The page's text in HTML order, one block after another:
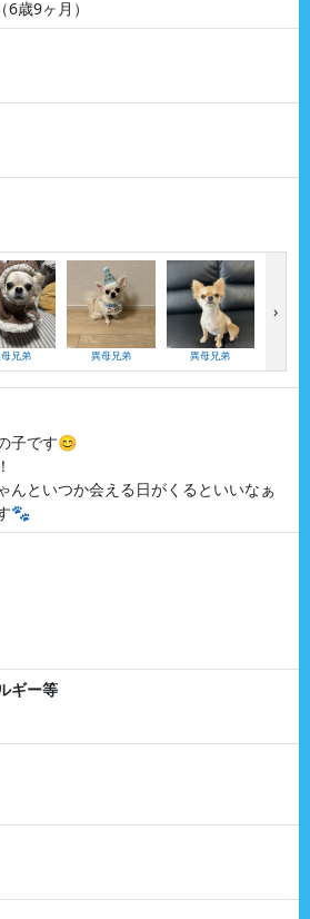
歳9ヶ月）
兄弟 異母兄弟 異母兄弟
›
子です😊
んといつか会える日がくるといいなぁ
🐾
ギー等